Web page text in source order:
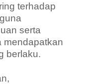
terhadap
serta
mendapatkan
berlaku.